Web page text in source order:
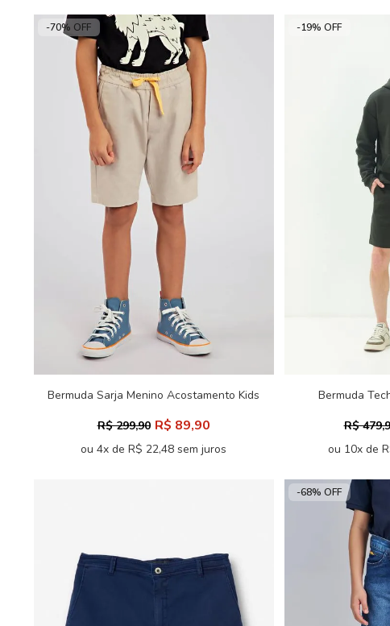
-70% OFF
Bermuda Sarja Menino Acostamento Kids
R$ 299,90 R$ 89,90
ou 4x de R$ 22,48 sem juros
-19% OFF
Bermuda
R$
ou 10x de
-68% OFF